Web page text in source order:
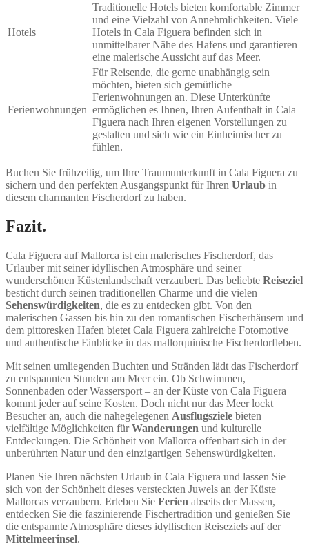
Hotels
Traditionelle Hotels bieten komfortable Zimmer
und eine Vielzahl von Annehmlichkeiten. Viele
Hotels in Cala Figuera befinden sich in
unmittelbarer Nähe des Hafens und garantieren
eine malerische Aussicht auf das Meer.
Ferienwohnungen
Für Reisende, die gerne unabhängig sein
möchten, bieten sich gemütliche
Ferienwohnungen an. Diese Unterkünfte
ermöglichen es Ihnen, Ihren Aufenthalt in Cala
Figuera nach Ihren eigenen Vorstellungen zu
gestalten und sich wie ein Einheimischer zu
fühlen.
Buchen Sie frühzeitig, um Ihre Traumunterkunft in Cala Figuera zu
sichern und den perfekten Ausgangspunkt für Ihren Urlaub in
diesem charmanten Fischerdorf zu haben.
Fazit.
Cala Figuera auf Mallorca ist ein malerisches Fischerdorf, das
Urlauber mit seiner idyllischen Atmosphäre und seiner
wunderschönen Küstenlandschaft verzaubert. Das beliebte Reiseziel
besticht durch seinen traditionellen Charme und die vielen
Sehenswürdigkeiten, die es zu entdecken gibt. Von den
malerischen Gassen bis hin zu den romantischen Fischerhäusern und
dem pittoresken Hafen bietet Cala Figuera zahlreiche Fotomotive
und authentische Einblicke in das mallorquinische Fischerdorfleben.
Mit seinen umliegenden Buchten und Stränden lädt das Fischerdorf
zu entspannten Stunden am Meer ein. Ob Schwimmen,
Sonnenbaden oder Wassersport – an der Küste von Cala Figuera
kommt jeder auf seine Kosten. Doch nicht nur das Meer lockt
Besucher an, auch die nahegelegenen Ausflugsziele bieten
vielfältige Möglichkeiten fürWanderungen und kulturelle
Entdeckungen. Die Schönheit von Mallorca offenbart sich in der
unberührten Natur und den einzigartigen Sehenswürdigkeiten.
Planen Sie Ihren nächsten Urlaub in Cala Figuera und lassen Sie
sich von der Schönheit dieses versteckten Juwels an der Küste
Mallorcas verzaubern. Erleben Sie Ferien abseits der Massen,
entdecken Sie die faszinierende Fischertradition und genießen Sie
die entspannte Atmosphäre dieses idyllischen Reiseziels auf der
Mittelmeerinsel.